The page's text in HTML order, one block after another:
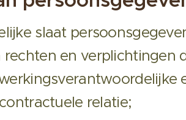
slaat
en verplichtingen
relatie;